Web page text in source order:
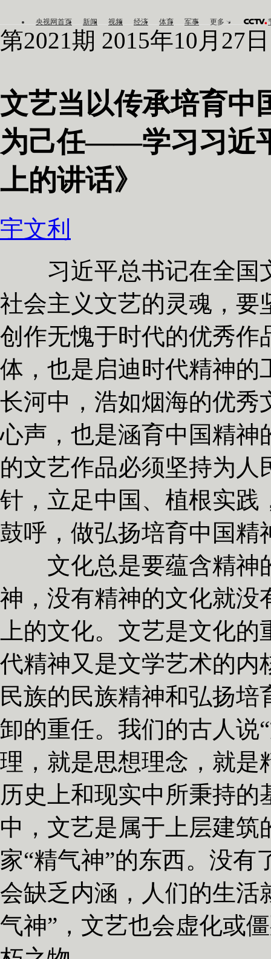
央视网首页 新闻 视频 经济 体育 军事 更多
第2021期 2015年10月27日
文艺当以传承培育中
为己任——学习习近
上的讲话》
宇文利
习近平总书记在全国
社会主义文艺的灵魂，要
创作无愧于时代的优秀作
体，也是启迪时代精神的
长河中，浩如烟海的优秀
心声，也是涵育中国精神
的文艺作品必须坚持为
针，立足中国、植根实践
鼓呼，做弘扬培育中国精
文化总是要蕴含精神
神，没有精神的文化就没
上的文化。文艺是文化
代精神又是文学艺术的内
民族的民族精神和弘扬
卸的重任。我们的古人说
理，就是思想理念，就是
历史上和现实中所秉持
中，文艺是属于上层建
家“精气神”的东西。没有
会缺乏内涵，人们的生活
气神”，文艺也会虚化或